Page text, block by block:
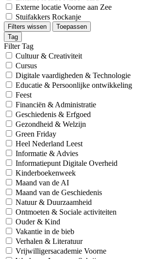
Externe locatie Voorne aan Zee
Stuifakkers Rockanje
Filters wissen
Toepassen
Tag
Filter Tag
Cultuur & Creativiteit
Cursus
Digitale vaardigheden & Technologie
Educatie & Persoonlijke ontwikkeling
Feest
Financiën & Administratie
Geschiedenis & Erfgoed
Gezondheid & Welzijn
Green Friday
Heel Nederland Leest
Informatie & Advies
Informatiepunt Digitale Overheid
Kinderboekenweek
Maand van de AI
Maand van de Geschiedenis
Natuur & Duurzaamheid
Ontmoeten & Sociale activiteiten
Ouder & Kind
Vakantie in de bieb
Verhalen & Literatuur
Vrijwilligersacademie Voorne